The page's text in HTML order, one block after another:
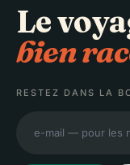
Le
bien
RESTEZ DANS LA